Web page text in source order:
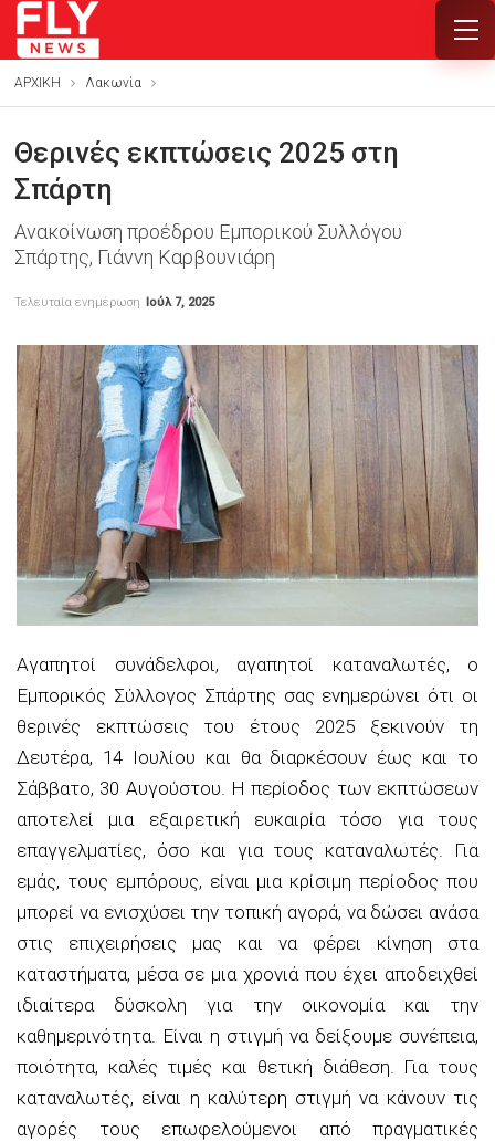
ΑΡΧΙΚΗ Λακωνία
Θερινές εκπτώσεις 2025 στη
Σπάρτη
Ανακοίνωση προέδρου Εμπορικού Συλλόγου
Σπάρτης, Γιάννη Καρβουνιάρη
Τελευταία ενημέρωση Ιούλ 7, 2025
Αγαπητοί συνάδελφοι, αγαπητοί καταναλωτές, ο
Εμπορικός Σύλλογος Σπάρτης σας ενημερώνει ότι οι
θερινές εκπτώσεις του έτους 2025 ξεκινούν τη
Δευτέρα, 14 Ιουλίου και θα διαρκέσουν έως και το
Σάββατο, 30 Αυγούστου. Η περίοδος των εκπτώσεων
αποτελεί μια εξαιρετική ευκαιρία τόσο για τους
επαγγελματίες, όσο και για τους καταναλωτές. Για
εμάς, τους εμπόρους, είναι μια κρίσιμη περίοδος που
μπορεί να ενισχύσει την τοπική αγορά, να δώσει ανάσα
στις επιχειρήσεις μας και να φέρει κίνηση στα
καταστήματα, μέσα σε μια χρονιά που έχει αποδειχθεί
ιδιαίτερα δύσκολη για την οικονομία και την
καθημερινότητα. Είναι η στιγμή να δείξουμε συνέπεια,
ποιότητα, καλές τιμές και θετική διάθεση. Για τους
καταναλωτές, είναι η καλύτερη στιγμή να κάνουν τις
αγορές τους επωφελούμενοι από πραγματικές